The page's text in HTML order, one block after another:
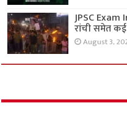
JPSC Exam
रांची समेत कई
August 3,